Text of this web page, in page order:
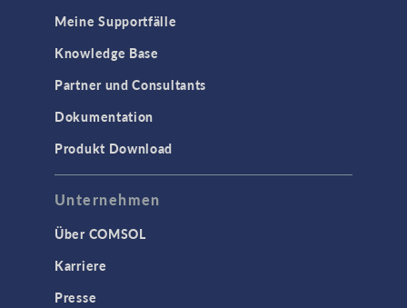
Meine Supportfälle
Knowledge Base
Partner und Consultants
Dokumentation
Produkt Download
Unternehmen
Über COMSOL
Karriere
Presse